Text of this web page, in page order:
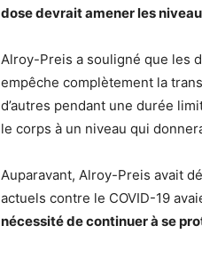
dose devrait amener les
Alroy-Preis a souligné que les
empêche complètement la
d’autres pendant une durée
le corps à un niveau qui
Auparavant, Alroy-Preis avait
actuels contre le COVID-19
nécessité de continuer à se